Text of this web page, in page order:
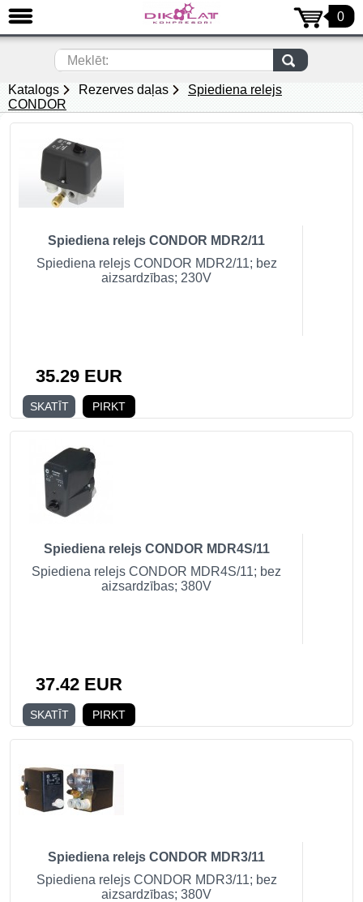
0
Meklēt:
Katalogs Rezerves daļas
Spiediena relejs
CONDOR
Spiediena relejs CONDOR MDR2/11
Spiediena relejs CONDOR MDR2/11; bez
aizsardzības; 230V
35.29 EUR
SKATĪT PIRKT
Spiediena relejs CONDOR MDR4S/11
Spiediena relejs CONDOR MDR4S/11; bez
aizsardzības; 380V
37.42 EUR
SKATĪT PIRKT
Spiediena relejs CONDOR MDR3/11
Spiediena relejs CONDOR MDR3/11; bez
aizsardzības; 380V
AIZVĒRT
Virzuļu gaisa kompresori (69)
Bezeļļas kompresori (81)
Gaisa sausinātāji (50)
Gaisa Resīveri (gaisa tvertnes) (4)
Gaisa pūtēji (35)
Speciālie kompresori ()
Smilšu Strūklas (24)
Lietoti kompresori (16)